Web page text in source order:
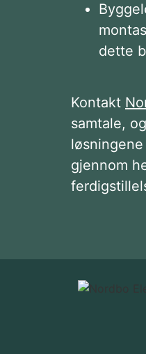
dette
Kontakt
samtale,
gjennom